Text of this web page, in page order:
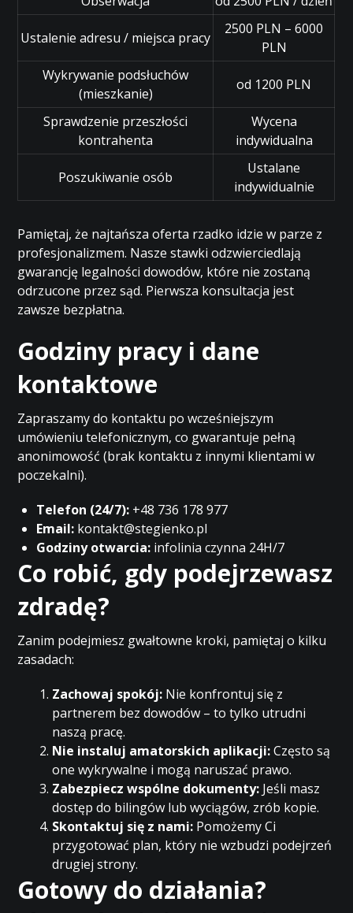
Ustalenie adresu / miejsca pracy
2500 PLN – 6000
PLN
Wykrywanie podsłuchów
(mieszkanie)
od 1200 PLN
Sprawdzenie przeszłości
kontrahenta
Wycena
indywidualna
Poszukiwanie osób
Ustalane
indywidualnie
Pamiętaj, że najtańsza oferta rzadko idzie w parze z
profesjonalizmem. Nasze stawki odzwierciedlają
gwarancję legalności dowodów, które nie zostaną
odrzucone przez sąd. Pierwsza konsultacja jest
zawsze bezpłatna.
Godziny pracy i dane
kontaktowe
Zapraszamy do kontaktu po wcześniejszym
umówieniu telefonicznym, co gwarantuje pełną
anonimowość (brak kontaktu z innymi klientami w
poczekalni).
Telefon (24/7): +48 736 178 977
Email: kontakt@stegienko.pl
Godziny otwarcia: infolinia czynna 24H/7
Co robić, gdy podejrzewasz
zdradę?
Zanim podejmiesz gwałtowne kroki, pamiętaj o kilku
zasadach:
Zachowaj spokój: Nie konfrontuj się z
partnerem bez dowodów – to tylko utrudni
naszą pracę.
Nie instaluj amatorskich aplikacji:Często są
one wykrywalne i mogą naruszać prawo.
Zabezpiecz wspólne dokumenty: Jeśli masz
dostęp do bilingów lub wyciągów, zrób kopie.
Skontaktuj się z nami: Pomożemy Ci
przygotować plan, który nie wzbudzi podejrzeń
drugiej strony.
Gotowy do działania?